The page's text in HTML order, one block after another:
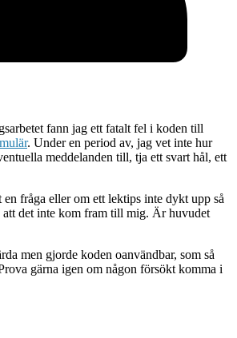
fann jag ett fatalt fel i koden till
. Under en period av, jag vet inte hur
meddelanden till, tja ett svart hål, ett
en fråga eller om ett lektips inte dykt upp så
att det inte kom fram till mig. Är huvudet
men gjorde koden oanvändbar, som så
gärna igen om någon försökt komma i